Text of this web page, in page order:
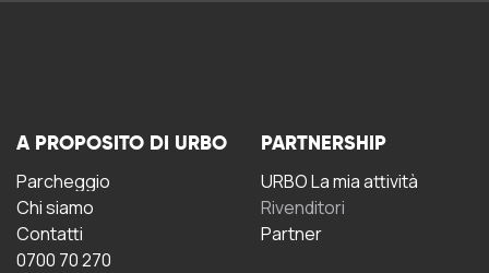
A PROPOSITO DI URBO
Parcheggio
Chi siamo
Contatti
0700 70 270
PARTNERSHIP
URBO La mia attività
Rivenditori
Partner